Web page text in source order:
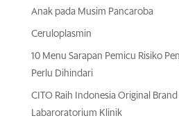
Anak pada Musim Pancaroba
Ceruloplasmin
10 Menu Sarapan Pemicu Risiko
Perlu Dihindari
CITO Raih Indonesia Original
Labaroratorium Klinik